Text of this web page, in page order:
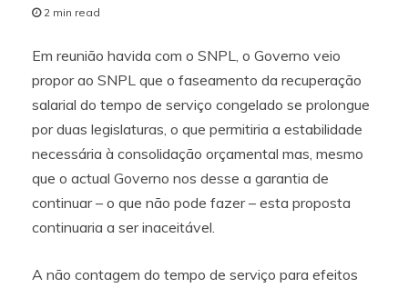
2 min read
Em reunião havida com o SNPL, o Governo veio
propor ao SNPL que o faseamento da recuperação
salarial do tempo de serviço congelado se prolongue
por duas legislaturas, o que permitiria a estabilidade
necessária à consolidação orçamental mas, mesmo
que o actual Governo nos desse a garantia de
continuar – o que não pode fazer – esta proposta
continuaria a ser inaceitável.
A não contagem do tempo de serviço para efeitos